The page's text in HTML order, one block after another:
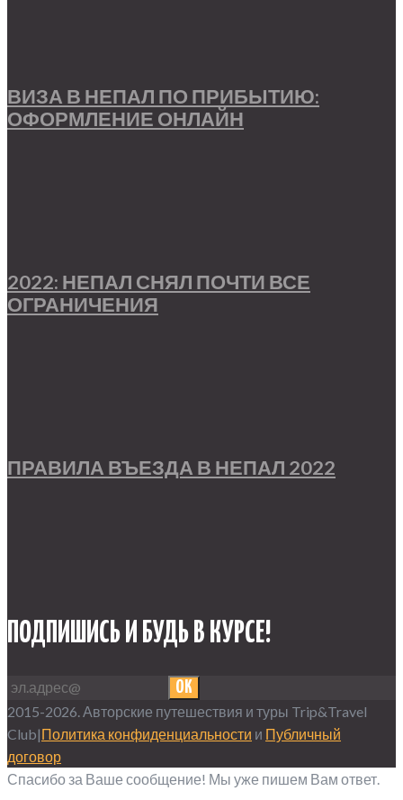
ВИЗА В НЕПАЛ ПО ПРИБЫТИЮ:
ОФОРМЛЕНИЕ ОНЛАЙН
2022: НЕПАЛ СНЯЛ ПОЧТИ ВСЕ
ОГРАНИЧЕНИЯ
ПРАВИЛА ВЪЕЗДА В НЕПАЛ 2022
ПОДПИШИСЬ И БУДЬ В КУРСЕ!
OK
2015-2026. Авторские путешествия и туры Trip&Travel
Club|Политика конфиденциальности и Публичный
договор
Спасибо за Ваше сообщение! Мы уже пишем Вам ответ.